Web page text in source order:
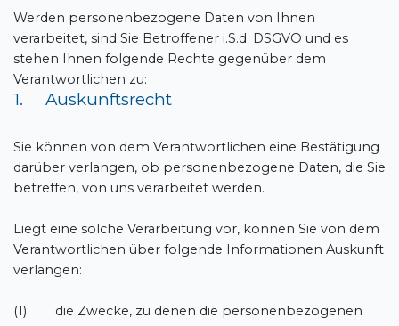
Werden personenbezogene Daten von Ihnen
verarbeitet, sind Sie Betroffener i.S.d. DSGVO und es
stehen Ihnen folgende Rechte gegenüber dem
Verantwortlichen zu:
1. Auskunftsrecht
Sie können von dem Verantwortlichen eine Bestätigung
darüber verlangen, ob personenbezogene Daten, die Sie
betreffen, von uns verarbeitet werden.
Liegt eine solche Verarbeitung vor, können Sie von dem
Verantwortlichen über folgende Informationen Auskunft
verlangen:
(1) die Zwecke, zu denen die personenbezogenen